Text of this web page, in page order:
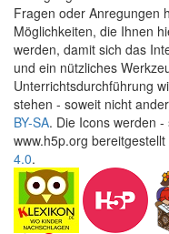
Fragen oder Anregungen
Möglichkeiten, die Ihnen
werden, damit sich das
und ein nützliches
Unterrichtsdurchführung
stehen - soweit nicht
BY-SA. Die Icons werden
www.h5p.org
4.0.